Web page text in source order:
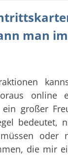
man
online
großer
bedeutet,
oder
die mir